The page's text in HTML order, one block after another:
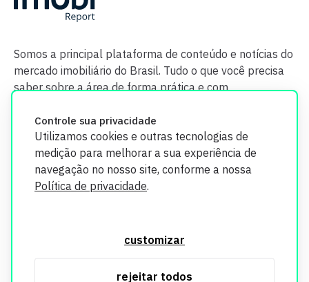
Controle sua privacidade
Utilizamos cookies e outras tecnologias de
medição para melhorar a sua experiência de
navegação no nosso site, conforme a nossa
Política de privacidade.
customizar
rejeitar todos
Somos a principal plataforma de conteúdo e notícias do
mercado imobiliário do Brasil. Tudo o que você precisa
saber sobre a área de forma prática e com
segurança. Todos os dados coletados em nosso site são
utilizados exclusivamente para fins de aprimoramento de
informações, consulte nossa Política de Privacidade.